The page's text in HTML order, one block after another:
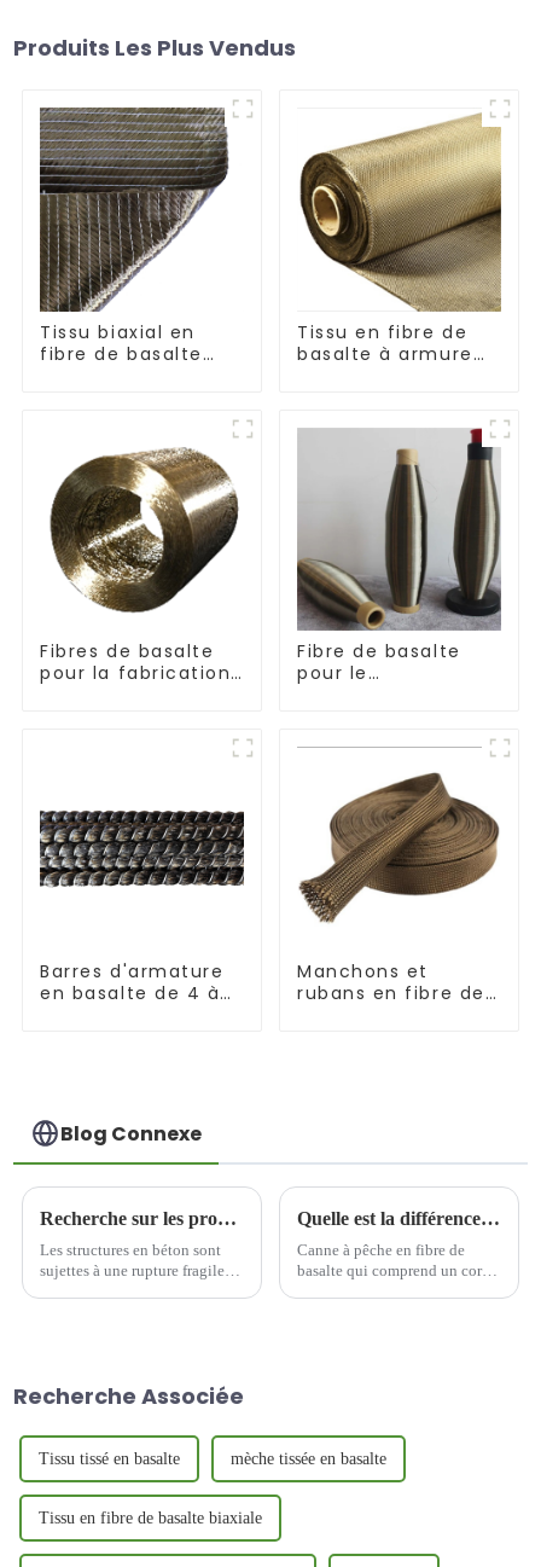
Produits Les Plus Vendus
Tissu biaxial en
fibre de basalte
Tissu en fibre de
basalte à armure
Fibres de basalte
pour la fabrication
Fibre de basalte
pour le
Barres d'armature
en basalte de 4 à
Manchons et
rubans en fibre de
Blog Connexe
Recherche sur les propriétés d'impact du béton de fibres de basalte
Les structures en béton sont
sujettes à une rupture fragile
traditionnel manque d'une
suffisante sous...
Quelle est la différence entre les cannes à pêche en fibre de basalte et en fibre de verre ?
Canne à pêche en fibre de
basalte qui comprend un corps
Recherche Associée
Tissu tissé en basalte mèche tissée en basalte
Tissu en fibre de basalte biaxiale